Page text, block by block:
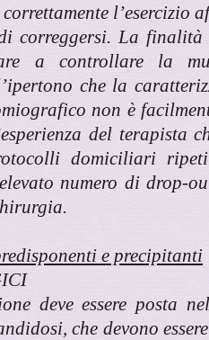
correttamente
correggersi. La
a controllare la
che la
non è
del terapista
domiciliari
numero di drop-
e precipitanti
deve essere posta
che devono